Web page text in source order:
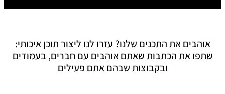
אוהבים את התכנים שלנו? עזרו לנו ליצור תוכן איכותי:
שתפו את הכתבות שאתם אוהבים עם חברים, בעמודים
ובקבוצות שבהם אתם פעילים